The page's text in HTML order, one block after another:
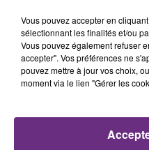
Vous pouvez accepter en
sélectionnant les finalités et/ou
Vous pouvez également refuser
accepter". Vos préférences ne
pouvez mettre à jour vos choix,
moment via le lien "Gérer les